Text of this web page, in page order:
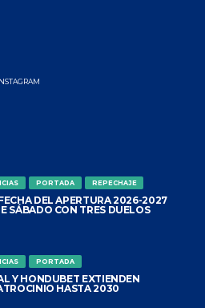
PORTADA REPECHAJE
DEL APERTURA 2026-2027
SÁBADO CON TRES DUELOS
PORTADA
Y HONDUBET EXTIENDEN
HASTA 2030